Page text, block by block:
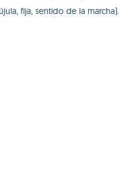
fija, sentido de la marcha).